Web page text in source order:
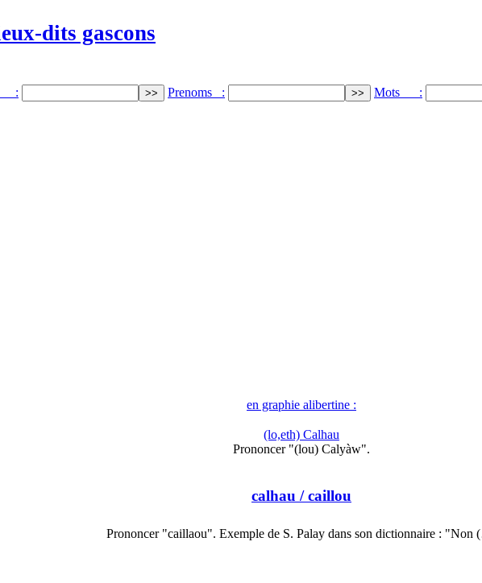
dits gascons
: Prenoms : Mots :
en graphie alibertine :
(lo,eth) Calhau
Prononcer "(lou) Calyàw".
calhau / caillou
Prononcer "caillaou". Exemple de S. Palay dans son dictionnaire : "Non